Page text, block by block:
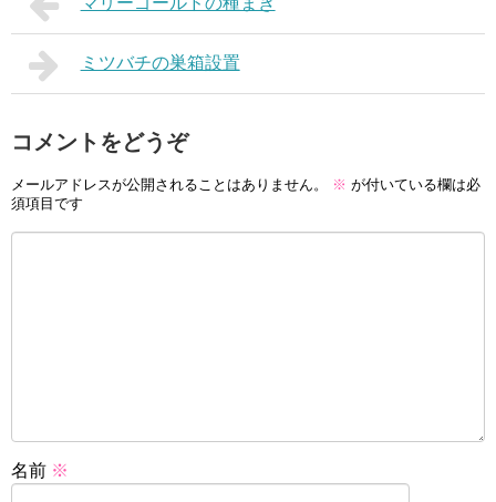
ミツバチの巣箱設置
コメントをどうぞ
メールアドレスが公開されることはありません。 ※ が付いている欄は必
須項目です
名前 ※